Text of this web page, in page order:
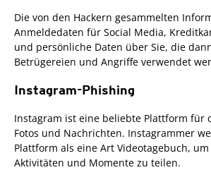
Die von den Hackern gesammelten
Anmeldedaten für Social Media,
und persönliche Daten über Sie, die
Betrügereien und Angriffe verwendet
Instagram-Phishing
Instagram ist eine beliebte Plattform für
Fotos und Nachrichten. Instagrammer
Plattform als eine Art Videotagebuch,
Aktivitäten und Momente zu teilen.